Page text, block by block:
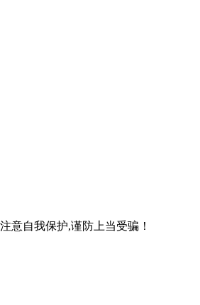
意自我保护,谨防上当受骗！